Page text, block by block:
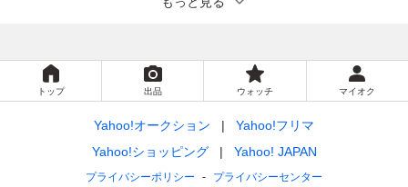
トップ 出品 ウォッチ マイオク
Yahoo!オークション
Yahoo!フリマ
Yahoo!ショッピング
Yahoo! JAPAN
プライバシーポリシー プライバシーセンター